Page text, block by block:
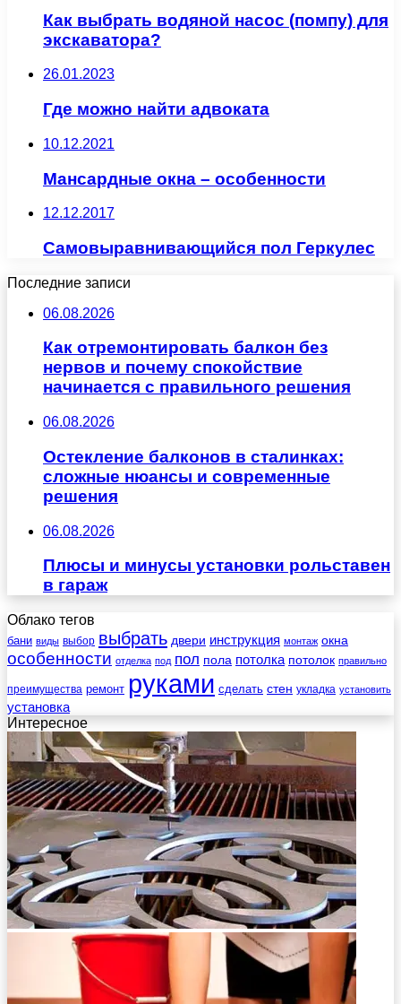
Как выбрать водяной насос (помпу) для
экскаватора?
26.01.2023
Где можно найти адвоката
10.12.2021
Мансардные окна – особенности
12.12.2017
Самовыравнивающийся пол Геркулес
Последние записи
06.08.2026
Как отремонтировать балкон без
нервов и почему спокойствие
начинается с правильного решения
06.08.2026
Остекление балконов в сталинках:
сложные нюансы и современные
решения
06.08.2026
Плюсы и минусы установки рольставен
в гараж
Облако тегов
бани виды выбор выбрать двери инструкция монтаж окна
особенности отделка под пол пола потолка потолок правильно
преимущества ремонт руками сделать стен укладка установить
установка
Интересное